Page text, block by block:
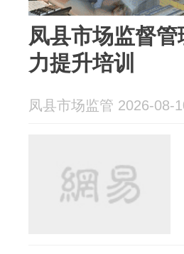
凤县市场监督
力提升培训
凤县市场监管 2026-08-